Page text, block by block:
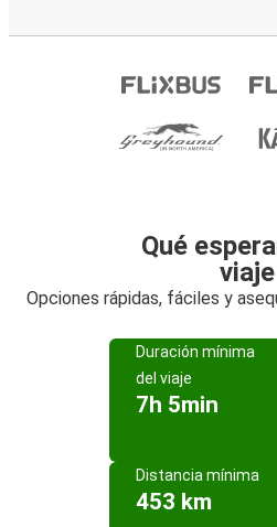
Qué
viaje
Opciones rápidas, fáciles y
Duración mínima
del viaje
7h 5min
Distancia mínima
453 km